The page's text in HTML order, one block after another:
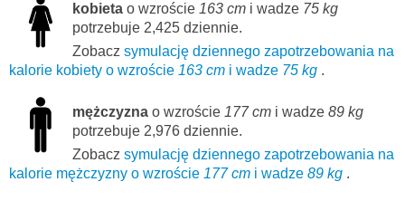
kobieta o wzroście 163 cm i wadze 75 kg
potrzebuje 2,425 dziennie.
Zobacz symulację dziennego zapotrzebowania na
kalorie kobiety o wzroście 163 cm i wadze 75 kg .
mężczyzna o wzroście 177 cm i wadze 89 kg
potrzebuje 2,976 dziennie.
Zobacz symulację dziennego zapotrzebowania na
kalorie mężczyzny o wzroście 177 cm i wadze 89 kg .